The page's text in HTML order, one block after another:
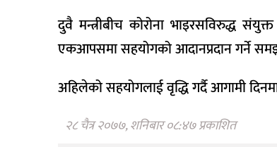
दुवै मन्त्रीबीच कोरोना भाइरसविरुद्ध
एकआपसमा सहयोगको आदानप्रदान गर्ने
अहिलेको सहयोगलाई वृद्धि गर्दै आगामी
२८ चैत्र २०७७, शनिबार ०८:४७ प्रकाशित